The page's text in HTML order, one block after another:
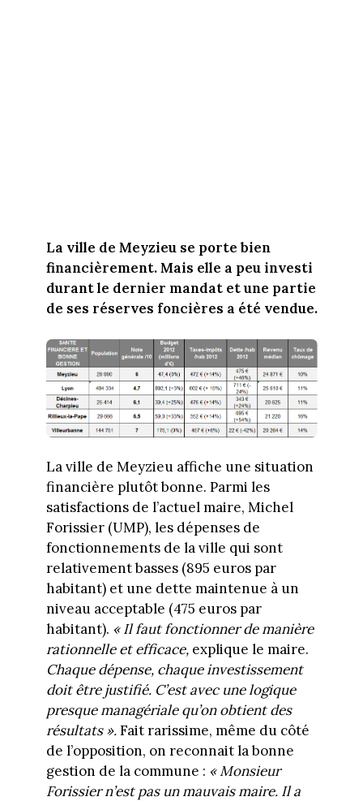
La ville de Meyzieu se porte bien
financièrement. Mais elle a peu investi
durant le dernier mandat et une partie
de ses réserves foncières a été vendue.
La ville de Meyzieu affiche une situation
financière plutôt bonne. Parmi les
satisfactions de l’actuel maire, Michel
Forissier (UMP), les dépenses de
fonctionnements de la ville qui sont
relativement basses (895 euros par
habitant) et une dette maintenue à un
niveau acceptable (475 euros par
habitant). « Il faut fonctionner de manière
rationnelle et efficace,explique le maire.
Chaque dépense, chaque investissement
doit être justifié. C’est avec une logique
presque managériale qu’on obtient des
résultats ».Fait rarissime, même du côté
de l’opposition, on reconnait la bonne
gestion de la commune : « Monsieur
Forissier n’est pas un mauvais maire. Il a